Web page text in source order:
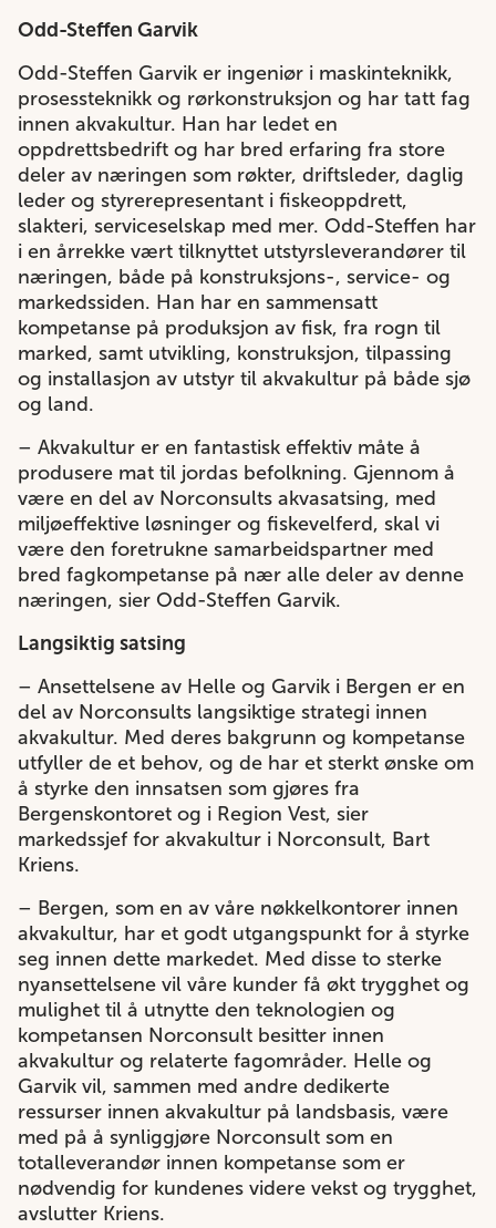
Odd-Steffen Garvik
Odd-Steffen Garvik er ingeniør i maskinteknikk,
prosessteknikk og rørkonstruksjon og har tatt fag
innen akvakultur. Han har ledet en
oppdrettsbedrift og har bred erfaring fra store
deler av næringen som røkter, driftsleder, daglig
leder og styrerepresentant i fiskeoppdrett,
slakteri, serviceselskap med mer. Odd-Steffen har
i en årrekke vært tilknyttet utstyrsleverandører til
næringen, både på konstruksjons-, service- og
markedssiden. Han har en sammensatt
kompetanse på produksjon av fisk, fra rogn til
marked, samt utvikling, konstruksjon, tilpassing
og installasjon av utstyr til akvakultur på både sjø
og land.
– Akvakultur er en fantastisk effektiv måte å
produsere mat til jordas befolkning. Gjennom å
være en del av Norconsults akvasatsing, med
miljøeffektive løsninger og fiskevelferd, skal vi
være den foretrukne samarbeidspartner med
bred fagkompetanse på nær alle deler av denne
næringen, sier Odd-Steffen Garvik.
Langsiktig satsing
– Ansettelsene av Helle og Garvik i Bergen er en
del av Norconsults langsiktige strategi innen
akvakultur. Med deres bakgrunn og kompetanse
utfyller de et behov, og de har et sterkt ønske om
å styrke den innsatsen som gjøres fra
Bergenskontoret og i Region Vest, sier
markedssjef for akvakultur i Norconsult, Bart
Kriens.
– Bergen, som en av våre nøkkelkontorer innen
akvakultur, har et godt utgangspunkt for å styrke
seg innen dette markedet. Med disse to sterke
nyansettelsene vil våre kunder få økt trygghet og
mulighet til å utnytte den teknologien og
kompetansen Norconsult besitter innen
akvakultur og relaterte fagområder. Helle og
Garvik vil, sammen med andre dedikerte
ressurser innen akvakultur på landsbasis, være
med på å synliggjøre Norconsult som en
totalleverandør innen kompetanse som er
nødvendig for kundenes videre vekst og trygghet,
avslutter Kriens.